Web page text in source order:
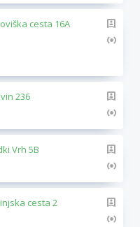
cesta 16A
236
Vrh 5B
cesta 2